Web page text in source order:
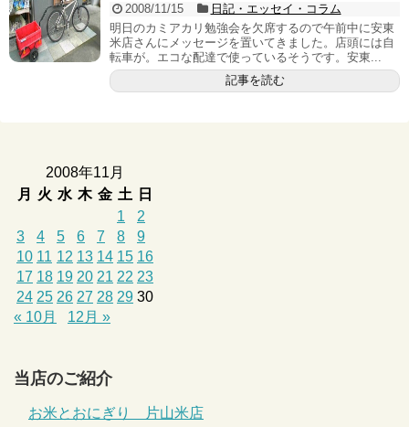
2008/11/15
日記・エッセイ・コラム
明日のカミアカリ勉強会を欠席するので午前中に安東
米店さんにメッセージを置いてきました。店頭には自
転車が。エコな配達で使っているそうです。安東...
記事を読む
2008年11月
月
火 水 木 金 土
日
1
2
3
4 5 6 7 8
9
10 11 12 13 14 15 16
17 18 19 20 21 22 23
24 25 26 27 28 29 30
« 10月
12月 »
当店のご紹介
お米とおにぎり 片山米店